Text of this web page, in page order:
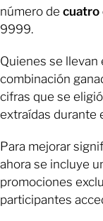
número de cuatro
9999.
Quienes se llevan
combinación
cifras que se
extraídas durante
Para mejorar
ahora se incluye
promociones
participantes